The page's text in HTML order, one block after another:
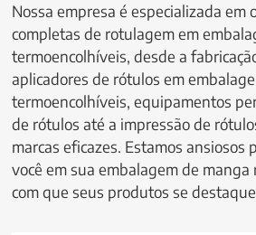
Nossa empresa é especializada em
completas de rotulagem em
termoencolhíveis, desde a
aplicadores de rótulos em
termoencolhíveis, equipamentos
de rótulos até a impressão de
marcas eficazes. Estamos ansiosos
você em sua embalagem de
com que seus produtos se